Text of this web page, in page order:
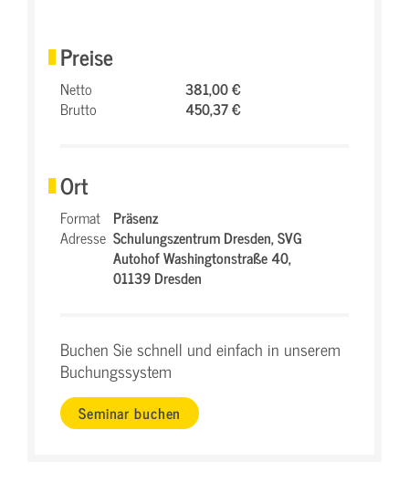
Preise
Netto
381,00 €
Brutto
450,37 €
Ort
Format Präsenz
Adresse Schulungszentrum Dresden,SVG
Autohof Washingtonstraße 40,
01139 Dresden
Buchen Sie schnell und einfach in unserem
Buchungssystem
Seminar buchen